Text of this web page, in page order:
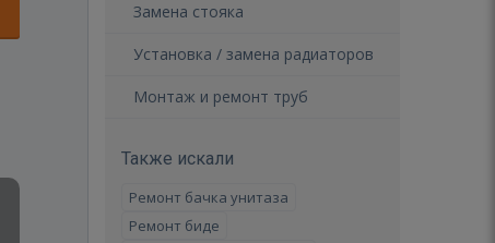
Замена стояка
Установка / замена радиаторов
Монтаж и ремонт труб
Также искали
Ремонт бачка унитаза
Ремонт биде